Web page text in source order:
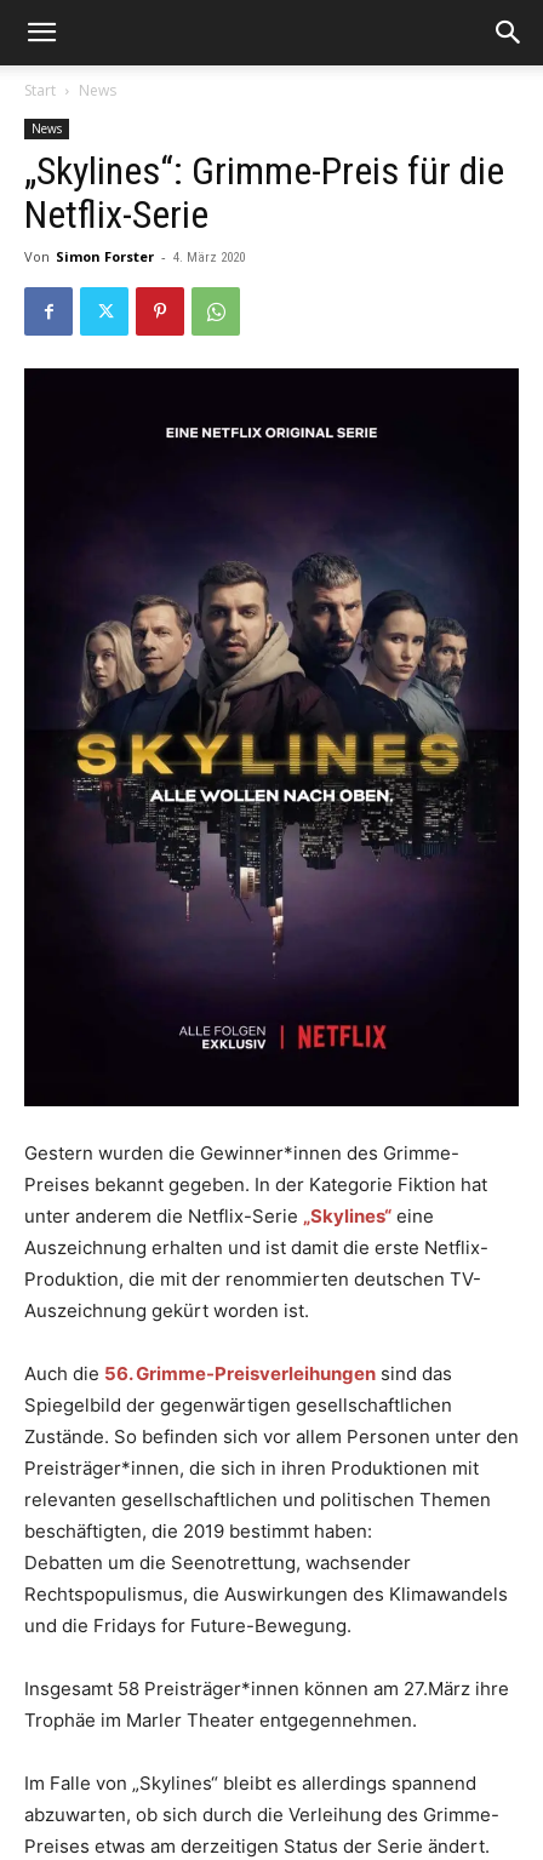
Start News
News
„Skylines“: Grimme-Preis für die
Netflix-Serie
Von Simon Forster - 4. März 2020
Gestern wurden die Gewinner*innen des Grimme-
Preises bekannt gegeben. In der Kategorie Fiktion hat
unter anderem die Netflix-Serie „Skylines“ eine
Auszeichnung erhalten und ist damit die erste Netflix-
Produktion, die mit der renommierten deutschen TV-
Auszeichnung gekürt worden ist.
Auch die 56. Grimme-Preisverleihungen sind das
Spiegelbild der gegenwärtigen gesellschaftlichen
Zustände. So befinden sich vor allem Personen unter den
Preisträger*innen, die sich in ihren Produktionen mit
relevanten gesellschaftlichen und politischen Themen
beschäftigten, die 2019 bestimmt haben:
Debatten um die Seenotrettung, wachsender
Rechtspopulismus, die Auswirkungen des Klimawandels
und die Fridays for Future-Bewegung.
Insgesamt 58 Preisträger*innen können am 27.März ihre
Trophäe im Marler Theater entgegennehmen.
Im Falle von „Skylines“ bleibt es allerdings spannend
abzuwarten, ob sich durch die Verleihung des Grimme-
Preises etwas am derzeitigen Status der Serie ändert.